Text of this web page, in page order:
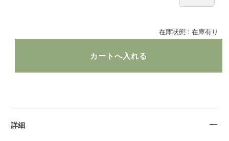
在庫状態 : 在庫有り
詳細